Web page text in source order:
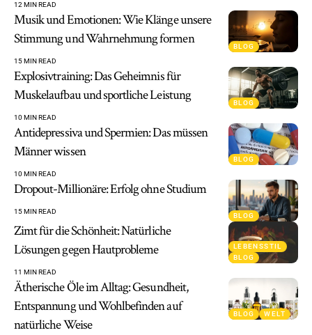
12 MIN READ
BLOG
Musik und Emotionen: Wie Klänge unsere
Stimmung und Wahrnehmung formen
15 MIN READ
BLOG
Explosivtraining: Das Geheimnis für
Muskelaufbau und sportliche Leistung
10 MIN READ
BLOG
Antidepressiva und Spermien: Das müssen
Männer wissen
10 MIN READ
BLOG
Dropout-Millionäre: Erfolg ohne Studium
15 MIN READ
LEBENSSTIL
BLOG
Zimt für die Schönheit: Natürliche
Lösungen gegen Hautprobleme
11 MIN READ
BLOG WELT
Ätherische Öle im Alltag: Gesundheit,
Entspannung und Wohlbefinden auf
natürliche Weise